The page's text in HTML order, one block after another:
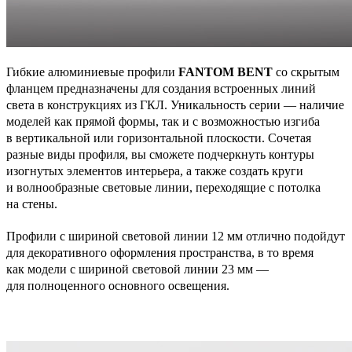
Гибкие алюминиевые профили FANTOM BENT со скрытым
фланцем предназначены для создания встроенных линий
света в конструкциях из ГКЛ. Уникальность серии — наличие
моделей как прямой формы, так и с возможностью изгиба
в вертикальной или горизонтальной плоскости. Сочетая
разные виды профиля, вы сможете подчеркнуть контуры
изогнутых элементов интерьера, а также создать круги
и волнообразные световые линии, переходящие с потолка
на стены.
Профили с шириной световой линии 12 мм отлично подойдут
для декоративного оформления пространства, в то время
как модели с шириной световой линии 23 мм —
для полноценного основного освещения.